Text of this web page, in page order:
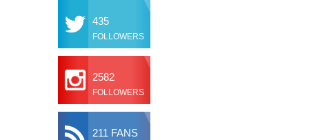
435
FOLLOWERS
2582
FOLLOWERS
211 FANS